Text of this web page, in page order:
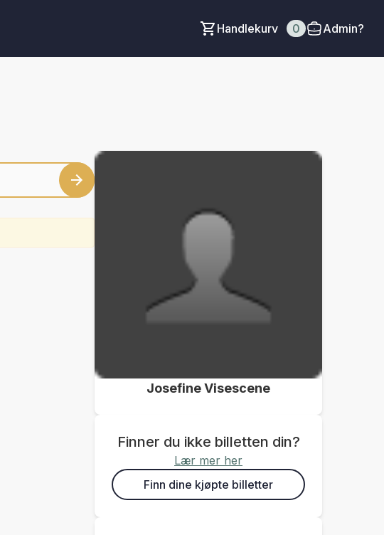
Handlekurv 0 Admin?
Josefine Visescene
Finner du ikke billetten din?
Lær mer her
Finn dine kjøpte billetter